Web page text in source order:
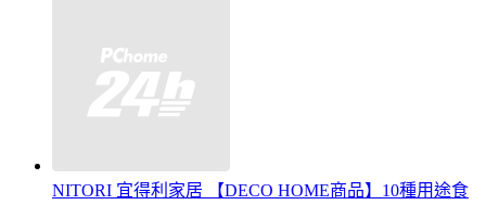
NITORI 宜得利家居 【DECO HOME商品】10種用途食